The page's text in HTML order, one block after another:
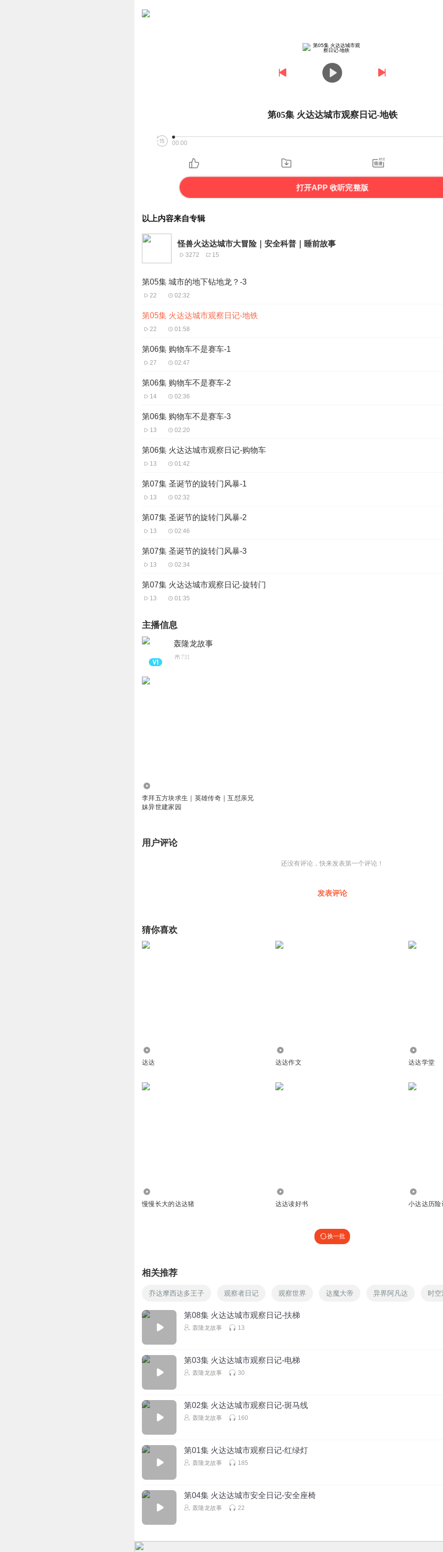
第05集 火达达城市观察日记-地铁
00:00
打开APP 收听完整版
以上内容来自专辑
怪兽火达达城市大冒险｜安全科普｜睡前故事
3272 15
第05集 城市的地下钻地龙？-3
22 02:32
第05集 火达达城市观察日记-地铁
22 01:58
第06集 购物车不是赛车-1
27 02:47
第06集 购物车不是赛车-2
14 02:36
第06集 购物车不是赛车-3
13 02:20
第06集 火达达城市观察日记-购物车
13 01:42
第07集 圣诞节的旋转门风暴-1
13 02:32
第07集 圣诞节的旋转门风暴-2
13 02:46
第07集 圣诞节的旋转门风暴-3
13 02:34
第07集 火达达城市观察日记-旋转门
13 01:35
主播信息
轰隆龙故事
731
李拜五方块求生｜英雄传奇｜互怼亲兄
妹异世建家园
用户评论
还没有评论，快来发表第一个评论！
发表评论
猜你喜欢
达达 达达作文 达达学堂
慢慢长大的达达猪 达达读好书 小达达历险
换一批
相关推荐
乔达摩西达多王子 观察者日记 观察世界 达魔大帝 异界阿凡达 时
第08集 火达达城市观察日记-扶梯
轰隆龙故事 13
第03集 火达达城市观察日记-电梯
轰隆龙故事 30
第02集 火达达城市观察日记-斑马线
轰隆龙故事 160
第01集 火达达城市观察日记-红绿灯
轰隆龙故事 185
第04集 火达达城市安全日记-安全座椅
轰隆龙故事 22